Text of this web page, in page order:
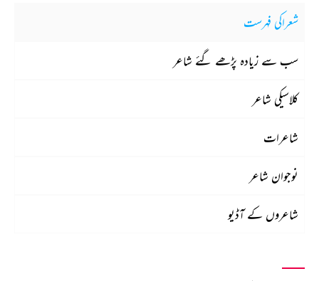
شعراکی فہرست
سب سے زیادہ پڑھے گئے شاعر
کلاسیکی شاعر
شاعرات
نوجوان شاعر
شاعروں کے آڈیو